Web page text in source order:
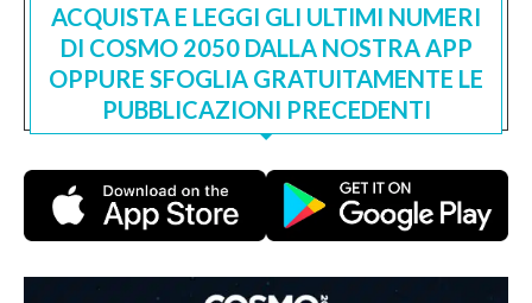
ACQUISTA E LEGGI GLI ULTIMI NUMERI
DI COSMO 2050 DALLA NOSTRA APP
OPPURE SFOGLIA GRATUITAMENTE LE
PUBBLICAZIONI PRECEDENTI